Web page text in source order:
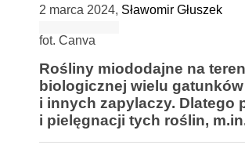
2 marca 2024, Sławomir Głuszek
fot. Canva
Rośliny miododajne na
biologicznej wielu
i innych zapylaczy. Dlatego
i pielęgnacji tych roślin,